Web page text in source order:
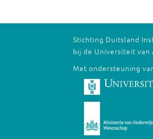
Stichting Duitsland
bij de Universiteit van
Met ondersteuning